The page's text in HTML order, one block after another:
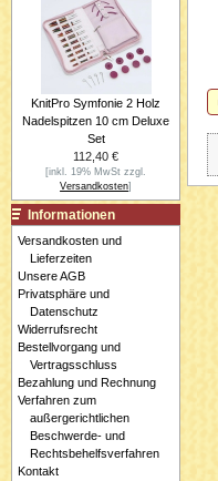
KnitPro Symfonie 2 Holz
Nadelspitzen 10 cm Deluxe
Set
112,40 €
[inkl. 19% MwSt zzgl.
Versandkosten]
Informationen
Versandkosten und
Lieferzeiten
Unsere AGB
Privatsphäre und
Datenschutz
Widerrufsrecht
Bestellvorgang und
Vertragsschluss
Bezahlung und Rechnung
Verfahren zum
außergerichtlichen
Beschwerde- und
Rechtsbehelfsverfahren
Kontakt